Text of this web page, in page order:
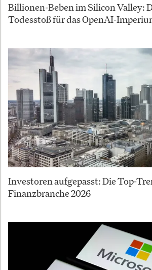
Billionen-Beben im Silicon Valley:
Todesstoß für das OpenAI-
Investoren aufgepasst: Die Top-
Finanzbranche 2026